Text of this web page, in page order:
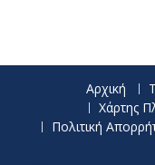
Αρχική
Χάρτης
Πολιτική